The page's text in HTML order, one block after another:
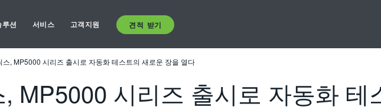
루션 서비스 고객지원 견적 받기
스, MP5000 시리즈 출시로 자동화 테스트의 새로운 장을 열다
MP5000 시리즈 출시로 자동화 테